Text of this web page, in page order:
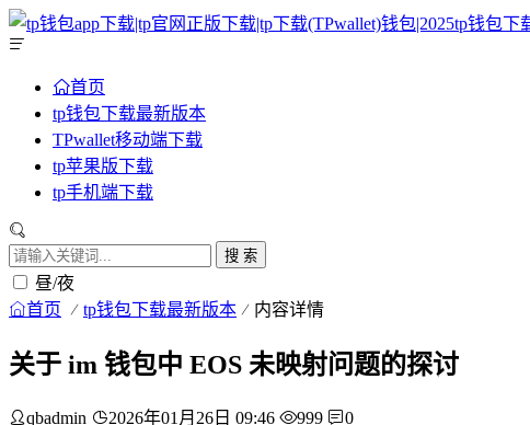
首页
tp钱包下载最新版本
TPwallet移动端下载
tp苹果版下载
tp手机端下载
搜 索
昼/夜
首页 tp钱包下载最新版本 内容详情
关于 im 钱包中 EOS 未映射问题的探讨
qbadmin 2026年01月26日 09:46 999 0